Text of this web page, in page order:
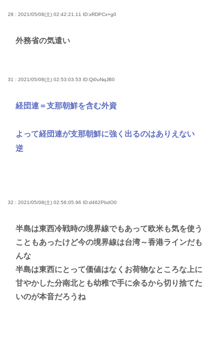
28 : 2021/05/08(土) 02:42:21.11 ID:xRDPCx+g0
外務省の気遣い
31 : 2021/05/08(土) 02:53:03.53 ID:Qi0uNqJB0
経団連＝支那朝鮮を含む外資
よって経団連が支那朝鮮に強く出るのはありえない
逆
32 : 2021/05/08(土) 02:56:05.96 ID:d462PbdO0
半島は東西冷戦時の境界線でもあって欧米も気を使う
こともあったけど今の境界線は台湾～香港ラインだも
んな
半島は東西にとって価値はなくお荷物なところな上に
甘やかした分南北とも幼稚で手に余るから切り捨てた
いのが本音だろうね